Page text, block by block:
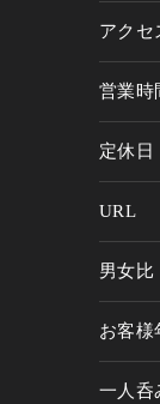
アクセ
営業時
定休日
URL
男女比
お客様
一人呑